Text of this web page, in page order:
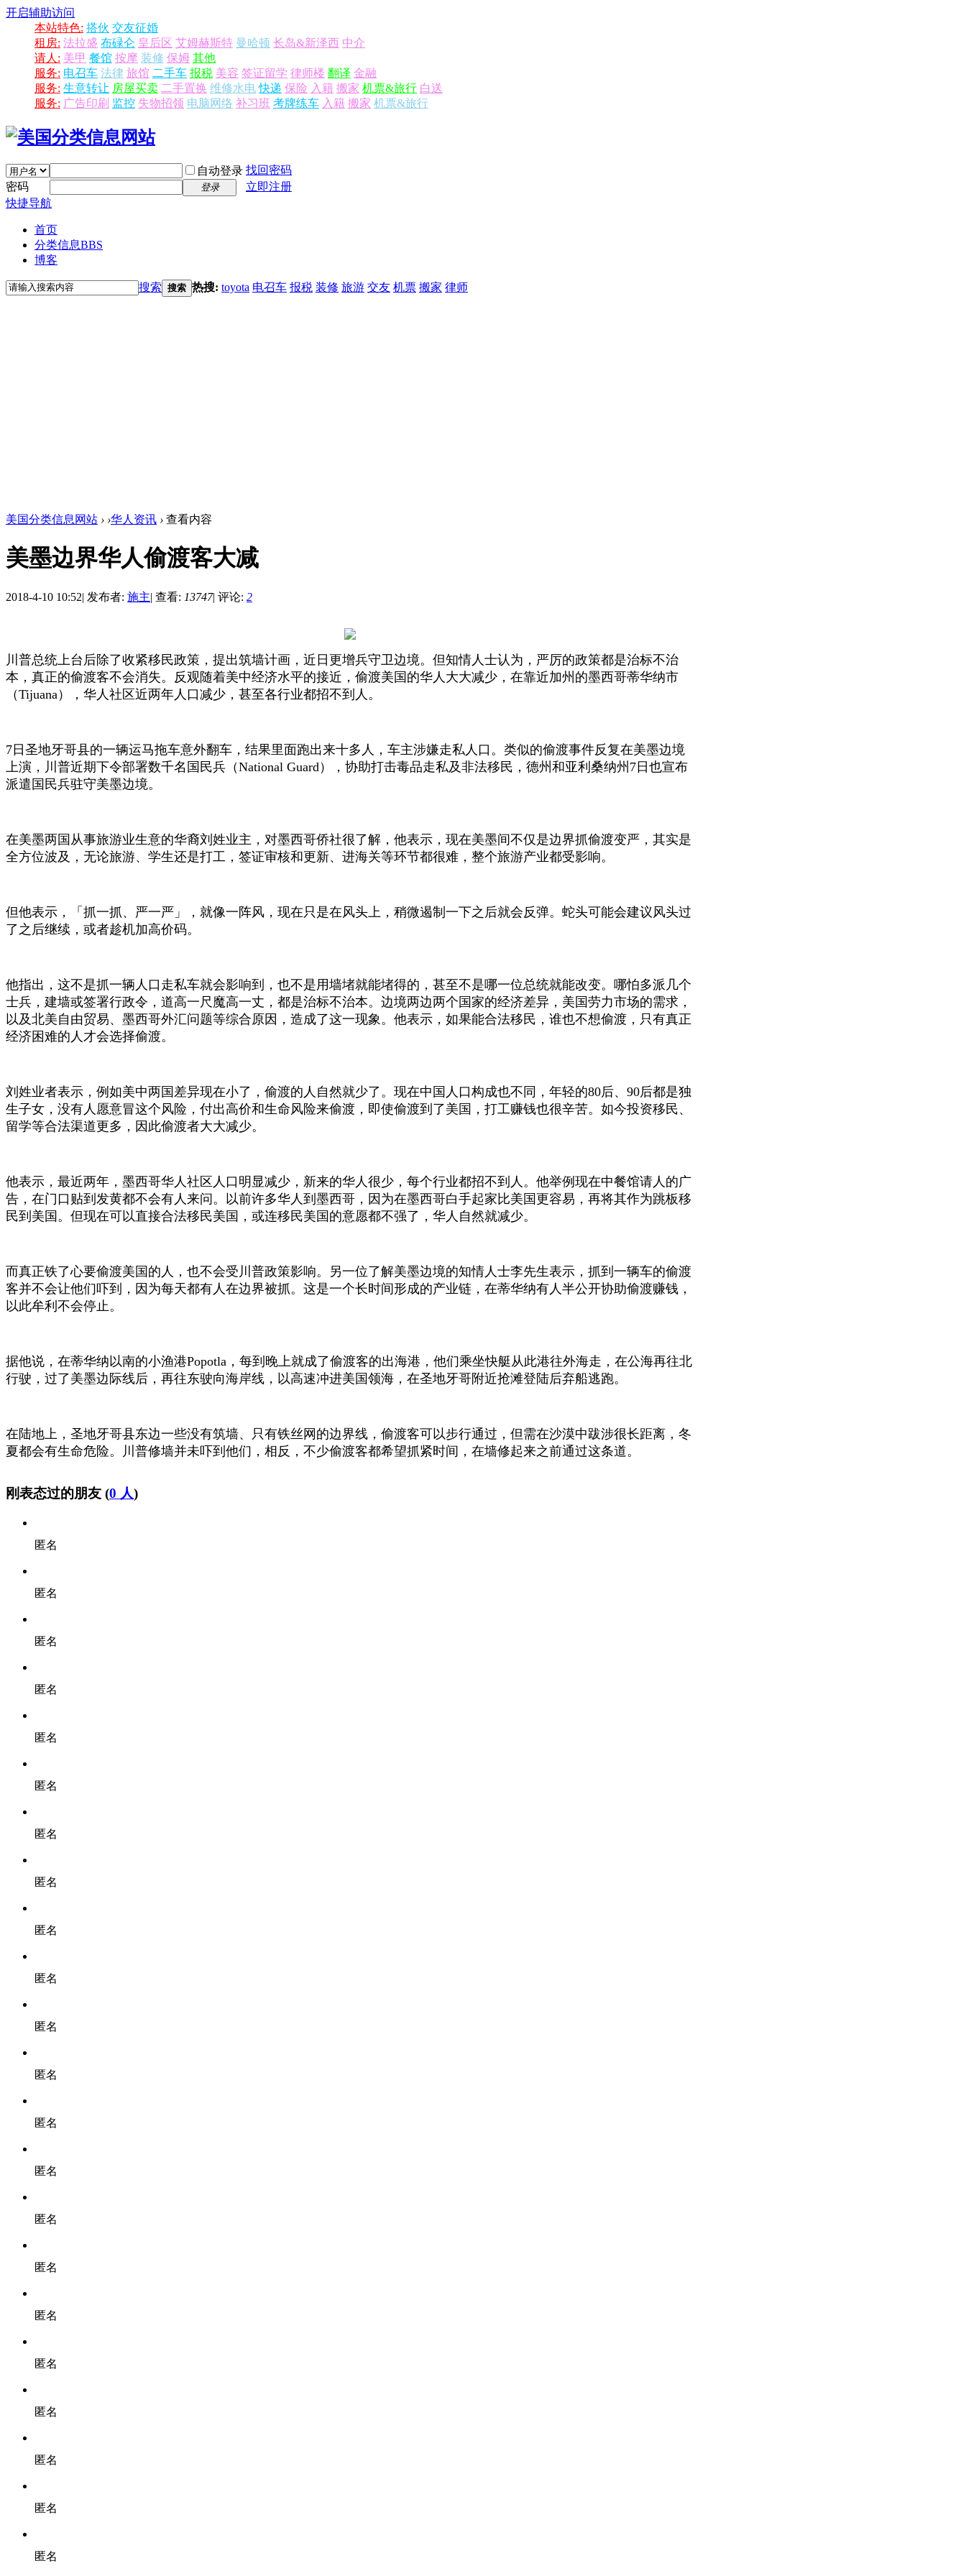
开启辅助访问
本站特色: 搭伙 交友征婚
租房: 法拉盛 布碌仑 皇后区 艾姆赫斯特 曼哈顿 长岛&新泽西 中介
请人: 美甲 餐馆 按摩 装修 保姆 其他
服务: 电召车 法律 旅馆 二手车 报税 美容 签证留学 律师楼 翻译 金融
服务: 生意转让 房屋买卖 二手置换 维修水电 快递 保险 入籍 搬家 机票&旅行 白送
服务: 广告印刷 监控 失物招领 电脑网络 补习班 考牌练车 入籍 搬家 机票&旅行
自动登录 找回密码
密码
登录
立即注册
快捷导航
首页
分类信息BBS
博客
搜索 搜索 热搜: toyota 电召车 报税 装修 旅游 交友 机票 搬家 律师
美国分类信息网站 › ›华人资讯 › 查看内容
美墨边界华人偷渡客大减
2018-4-10 10:52| 发布者: 施主| 查看: 13747| 评论: 2
川普总统上台后除了收紧移民政策，提出筑墙计画，近日更增兵守卫边境。但知情人士认为，严厉的政策都是治标不治
本，真正的偷渡客不会消失。反观随着美中经济水平的接近，偷渡美国的华人大大减少，在靠近加州的墨西哥蒂华纳市
（Tijuana），华人社区近两年人口减少，甚至各行业都招不到人。
7日圣地牙哥县的一辆运马拖车意外翻车，结果里面跑出来十多人，车主涉嫌走私人口。类似的偷渡事件反复在美墨边境
上演，川普近期下令部署数千名国民兵（National Guard），协助打击毒品走私及非法移民，德州和亚利桑纳州7日也宣布
派遣国民兵驻守美墨边境。
在美墨两国从事旅游业生意的华裔刘姓业主，对墨西哥侨社很了解，他表示，现在美墨间不仅是边界抓偷渡变严，其实是
全方位波及，无论旅游、学生还是打工，签证审核和更新、进海关等环节都很难，整个旅游产业都受影响。
但他表示，「抓一抓、严一严」，就像一阵风，现在只是在风头上，稍微遏制一下之后就会反弹。蛇头可能会建议风头过
了之后继续，或者趁机加高价码。
他指出，这不是抓一辆人口走私车就会影响到，也不是用墙堵就能堵得的，甚至不是哪一位总统就能改变。哪怕多派几个
士兵，建墙或签署行政令，道高一尺魔高一丈，都是治标不治本。边境两边两个国家的经济差异，美国劳力市场的需求，
以及北美自由贸易、墨西哥外汇问题等综合原因，造成了这一现象。他表示，如果能合法移民，谁也不想偷渡，只有真正
经济困难的人才会选择偷渡。
刘姓业者表示，例如美中两国差异现在小了，偷渡的人自然就少了。现在中国人口构成也不同，年轻的80后、90后都是独
生子女，没有人愿意冒这个风险，付出高价和生命风险来偷渡，即使偷渡到了美国，打工赚钱也很辛苦。如今投资移民、
留学等合法渠道更多，因此偷渡者大大减少。
他表示，最近两年，墨西哥华人社区人口明显减少，新来的华人很少，每个行业都招不到人。他举例现在中餐馆请人的广
告，在门口贴到发黄都不会有人来问。以前许多华人到墨西哥，因为在墨西哥白手起家比美国更容易，再将其作为跳板移
民到美国。但现在可以直接合法移民美国，或连移民美国的意愿都不强了，华人自然就减少。
而真正铁了心要偷渡美国的人，也不会受川普政策影响。另一位了解美墨边境的知情人士李先生表示，抓到一辆车的偷渡
客并不会让他们吓到，因为每天都有人在边界被抓。这是一个长时间形成的产业链，在蒂华纳有人半公开协助偷渡赚钱，
以此牟利不会停止。
据他说，在蒂华纳以南的小渔港Popotla，每到晚上就成了偷渡客的出海港，他们乘坐快艇从此港往外海走，在公海再往北
行驶，过了美墨边际线后，再往东驶向海岸线，以高速冲进美国领海，在圣地牙哥附近抢滩登陆后弃船逃跑。
在陆地上，圣地牙哥县东边一些没有筑墙、只有铁丝网的边界线，偷渡客可以步行通过，但需在沙漠中跋涉很长距离，冬
夏都会有生命危险。川普修墙并未吓到他们，相反，不少偷渡客都希望抓紧时间，在墙修起来之前通过这条道。
刚表态过的朋友 (0 人)
匿名
匿名
匿名
匿名
匿名
匿名
匿名
匿名
匿名
匿名
匿名
匿名
匿名
匿名
匿名
匿名
匿名
匿名
匿名
匿名
匿名
匿名